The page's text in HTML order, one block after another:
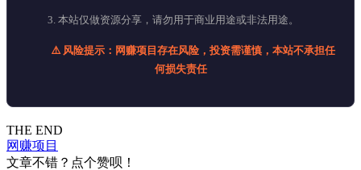
3. 本站仅做资源分享，请勿用于商业用途或非法用途。
⚠️ 风险提示：网赚项目存在风险，投资需谨慎，本站不承担任
何损失责任
THE END
网赚项目
文章不错？点个赞呗！